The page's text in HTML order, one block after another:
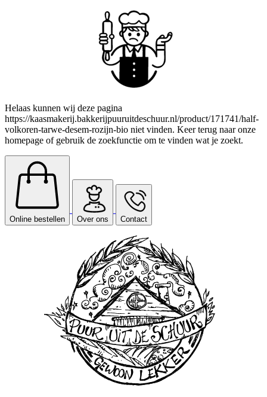
Helaas kunnen wij deze pagina
https://kaasmakerij.bakkerijpuuruitdeschuur.nl/product/171741/half-
volkoren-tarwe-desem-rozijn-bio niet vinden. Keer terug naar onze
homepage of gebruik de zoekfunctie om te vinden wat je zoekt.
Online bestellen Over ons Contact